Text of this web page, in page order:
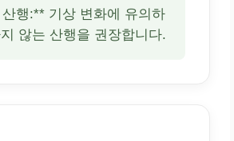
행:** 기상 변화에 유의하
않는 산행을 권장합니다.